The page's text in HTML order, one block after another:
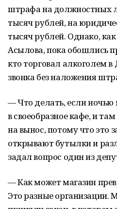
штрафа на должностных
тысяч рублей, на
тысяч рублей. Однако, как
Асылова, пока обошлись
кто торговал алкоголем в
звонка без наложения
— Что делать, если ночью
в своеобразное кафе, и
на вынос, потому что это
открывают бутылки и
задал вопрос один из
— Как может магазин
Это разные организации.